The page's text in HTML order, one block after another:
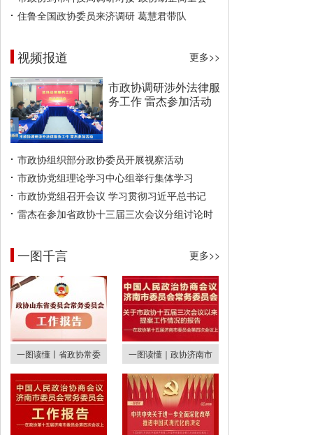
住鲁全国政协委员来济调研 葛慧君带队
视频报道 更多>>
市政协调研涉外法律服
务工作 雷杰参加活动
市政协组织部分政协委员开展视察活动
市政协党组理论学习中心组举行集体学习
市政协党组召开会议 学习贯彻习近平总书记
雷杰在参加省政协十三届三次会议分组讨论时
一图千言 更多>>
一图读懂丨省政协常委 一图读懂｜政协济南市